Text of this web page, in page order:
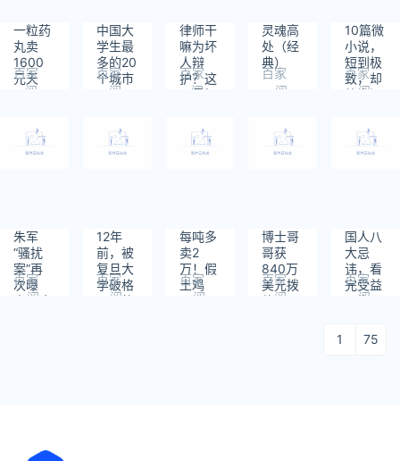
一粒药
丸卖
1600
元天
价！
茅台”
片仔癀
究竟是
百家
阅
1084
中国大
学生最
多的20
个城市
百家
阅
1268
律师干
嘛为坏
人辩
护？这
是最好
百家
阅
灵魂高
处（经
典）
百家
阅
748
10篇微
小说，
短到极
致，却
催人泪
给父亲
节）
百家
阅
1747
朱军
“骚扰
案”再
次曝
光：这
百家
阅
12年
前，被
复旦大
学破格
录取的
百家
阅
每吨多
卖2
万！假
土鸡
蛋，正
百家
阅
博士哥
哥获
840万
美元拨
款，王
百家
阅
国人八
大忌
讳，看
完受益
一生
百家
阅
703
1 75